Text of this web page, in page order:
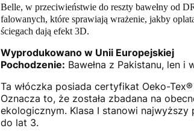
Belle, w przeciwieństwie do reszty bawełny od
falowanych, które sprawiają wrażenie, jakby
ściegach dają efekt 3D.
Wyprodukowano w Unii Europejskiej
Pochodzenie: Bawełna z Pakistanu, len i
Ta włóczka posiada certyfikat Oeko-
Oznacza to, że została zbadana na
ekologicznym. Klasa I stanowi
do lat 3.